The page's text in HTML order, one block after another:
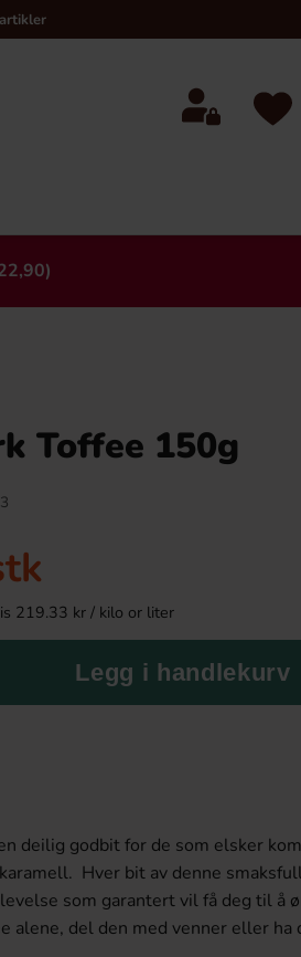
54.90 kr
Köp
Toffee 150g
219.33 kr / kilo or liter
Legg i handlekurv
deilig godbit for de som elsker
Hver bit av denne
som garantert vil få deg til å
alene, del den med venner eller ha